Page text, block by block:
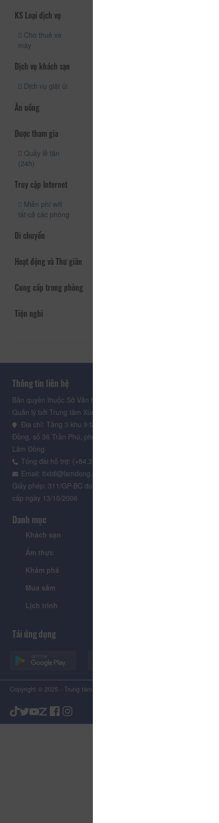
KS Loại dịch vụ
Cho thuê xe
máy
Dịch vụ khách sạn
Dịch vụ giặt ủi
Ăn uống
Được tham gia
Quầy lễ tân
(24h)
Truy cập Internet
Miễn phí wifi
tất cả các phòng
Di chuyển
Hoạt động và Thư giãn
Cung cấp trong phòng
Tiện nghi
Thông tin liên hệ
Bản quyền thuộc Sở Văn hoá, Thể thao và Du lịch Lâm Đồng.
Quản lý bởi Trung tâm Xúc tiến Du lịch Lâm Đồng
Địa chỉ: Tầng 3 khu 9 tầng, Trung tâm Hành chính tỉnh Lâm
Đồng, số 36 Trần Phú, phường Xuân Hương - Đà Lạt, tỉnh
Lâm Đồng
Tổng đài hỗ trợ: (+84.235) 3.916.961
Email: ttxtdl@lamdong.gov.vn
Giấy phép: 311/GP-BC do Cục Báo chí - Bộ Văn hóa Thông tin
cấp ngày 13/10/2006
Danh mục
Khách sạn
Ẩm thực
Khám phá
Mua sắm
Lịch trình
Tải ứng dụng
Copyright © 2025 - Trung tâm Xúc tiến Du lịch Tỉnh Lâm Đồng